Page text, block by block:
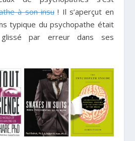
à son insu ! Il s’aperçut en
typique du psychopathe était
par erreur dans ses